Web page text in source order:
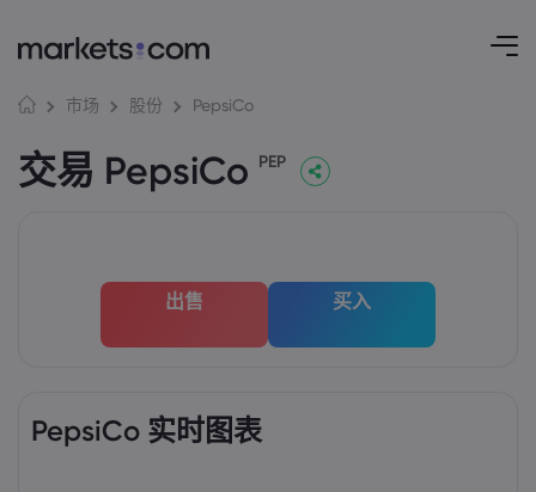
市场 股份 PepsiCo
交易 PepsiCo PEP
出售 买入
PepsiCo 实时图表